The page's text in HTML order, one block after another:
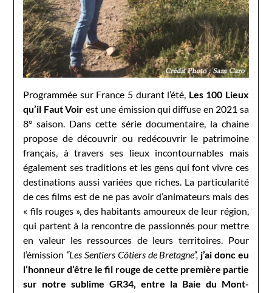
Programmée sur France 5 durant l’été, Les 100 Lieux
qu’il Faut Voir est une émission qui diffuse en 2021 sa
8° saison. Dans cette série documentaire, la chaine
propose de découvrir ou redécouvrir le patrimoine
français, à travers ses lieux incontournables mais
également ses traditions et les gens qui font vivre ces
destinations aussi variées que riches. La particularité
de ces films est de ne pas avoir d’animateurs mais des
« fils rouges », des habitants amoureux de leur région,
qui partent à la rencontre de passionnés pour mettre
en valeur les ressources de leurs territoires. Pour
l’émission “Les Sentiers Côtiers de Bretagne”, j’ai donc eu
l’honneur d’être le fil rouge de cette première partie
sur notre sublime GR34, entre la Baie du Mont-